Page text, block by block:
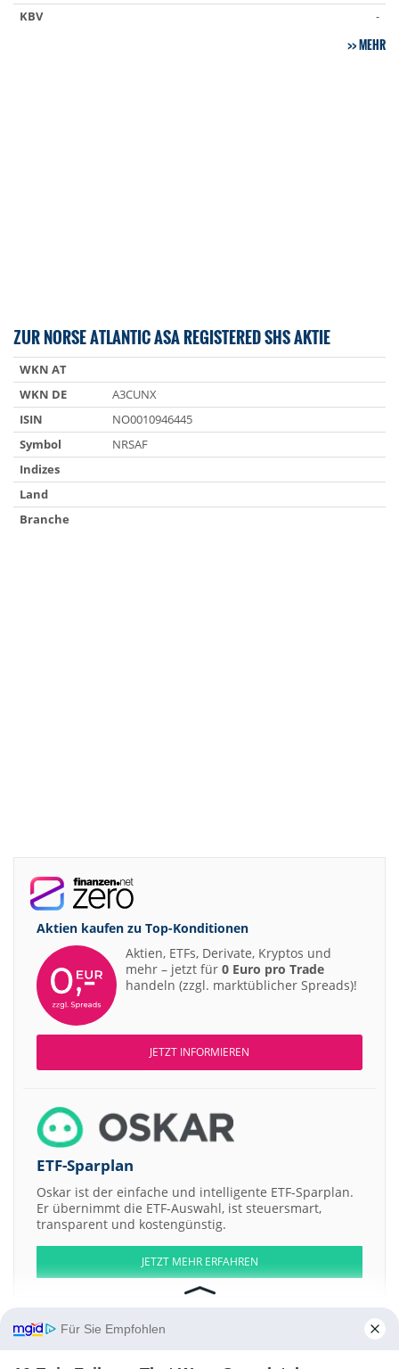
KBV
-
MEHR
ZUR NORSE ATLANTIC ASA REGISTERED SHS AKTIE
WKN AT
WKN DE
A3CUNX
ISIN
NO0010946445
Symbol
NRSAF
Indizes
Land
Branche
Aktien kaufen zu Top-Konditionen
Aktien, ETFs, Derivate, Kryptos und
mehr – jetzt für 0 Euro pro Trade
handeln (zzgl. marktüblicher Spreads)!
JETZT INFORMIEREN
ETF-Sparplan
Oskar ist der einfache und intelligente ETF-Sparplan.
Er übernimmt die ETF-Auswahl, ist steuersmart,
transparent und kostengünstig.
JETZT MEHR ERFAHREN
Für Sie Empfohlen